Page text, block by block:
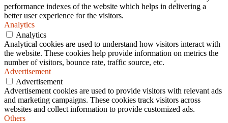
performance indexes of the website which helps in delivering a
better user experience for the visitors.
Analytics
Analytics
Analytical cookies are used to understand how visitors interact with
the website. These cookies help provide information on metrics the
number of visitors, bounce rate, traffic source, etc.
Advertisement
Advertisement
Advertisement cookies are used to provide visitors with relevant ads
and marketing campaigns. These cookies track visitors across
websites and collect information to provide customized ads.
Others